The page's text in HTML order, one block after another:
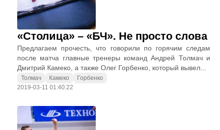
«Столица» – «БЧ». Не просто слова
Предлагаем прочесть, что говорили по горячим следам
после матча главные тренеры команд Андрей Толмач и
Дмитрий Камеко, а также Олег Горбенко, который вывел...
Толмач Камеко
Горбенко
2019-03-11 01:40:22